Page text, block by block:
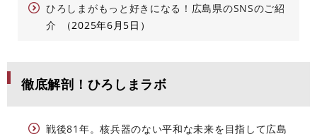
ひろしまがもっと好きになる！広島県のSNSのご紹
介
2025年6月5日
徹底解剖！ひろしまラボ
戦後81年。核兵器のない平和な未来を目指して広島